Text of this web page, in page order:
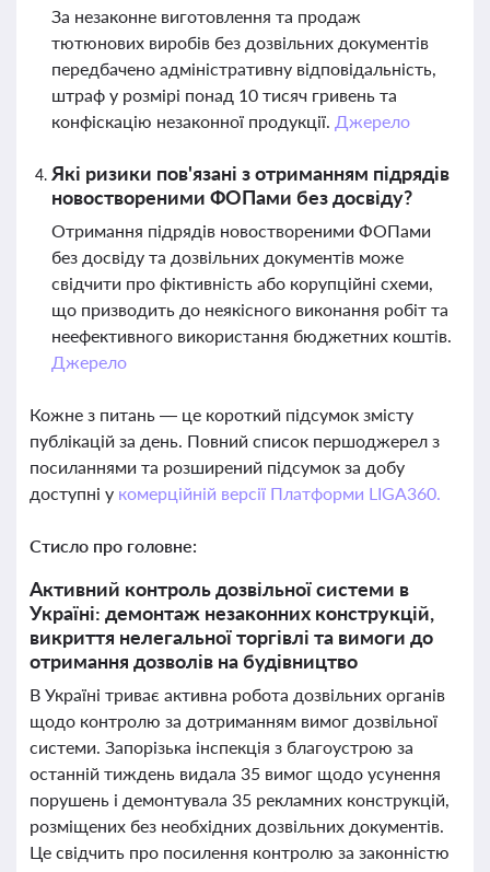
За незаконне виготовлення та продаж
тютюнових виробів без дозвільних документів
передбачено адміністративну відповідальність,
штраф у розмірі понад 10 тисяч гривень та
конфіскацію незаконної продукції. Джерело
Які ризики пов'язані з отриманням підрядів
новоствореними ФОПами без досвіду?
Отримання підрядів новоствореними ФОПами
без досвіду та дозвільних документів може
свідчити про фіктивність або корупційні схеми,
що призводить до неякісного виконання робіт та
неефективного використання бюджетних коштів.
Джерело
Кожне з питань — це короткий підсумок змісту
публікацій за день. Повний список першоджерел з
посиланнями та розширений підсумок за добу
доступні у комерційній версії Платформи LIGA360.
Стисло про головне:
Активний контроль дозвільної системи в
Україні: демонтаж незаконних конструкцій,
викриття нелегальної торгівлі та вимоги до
отримання дозволів на будівництво
В Україні триває активна робота дозвільних органів
щодо контролю за дотриманням вимог дозвільної
системи. Запорізька інспекція з благоустрою за
останній тиждень видала 35 вимог щодо усунення
порушень і демонтувала 35 рекламних конструкцій,
розміщених без необхідних дозвільних документів.
Це свідчить про посилення контролю за законністю